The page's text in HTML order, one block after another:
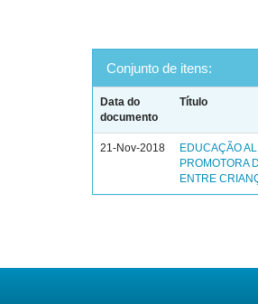
Conjunto de itens:
Data do
documento
Título
21-Nov-2018
EDUCAÇÃO
PROMOTORA
ENTRE